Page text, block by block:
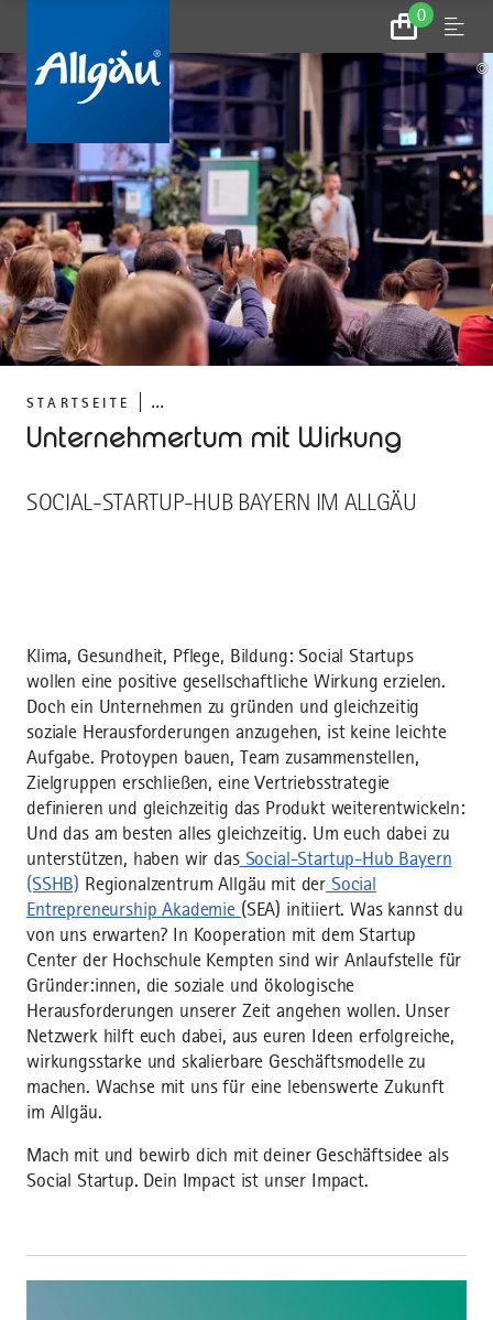
0
Zum
Warenkorb
Menu
©
STARTSEITE ...
Unternehmertum mit Wirkung
SOCIAL-STARTUP-HUB BAYERN IM ALLGÄU
Klima, Gesundheit, Pflege, Bildung: Social Startups
wollen eine positive gesellschaftliche Wirkung erzielen.
Doch ein Unternehmen zu gründen und gleichzeitig
soziale Herausforderungen anzugehen, ist keine leichte
Aufgabe. Protoypen bauen, Team zusammenstellen,
Zielgruppen erschließen, eine Vertriebsstrategie
definieren und gleichzeitig das Produkt weiterentwickeln:
Und das am besten alles gleichzeitig. Um euch dabei zu
unterstützen, haben wir dasSocial-Startup-Hub Bayern
(SSHB) Regionalzentrum Allgäu mit der Social
Entrepreneurship Akademie (SEA) initiiert. Was kannst du
von uns erwarten? In Kooperation mit dem Startup
Center der Hochschule Kempten sind wir Anlaufstelle für
Gründer:innen, die soziale und ökologische
Herausforderungen unserer Zeit angehen wollen. Unser
Netzwerk hilft euch dabei, aus euren Ideen erfolgreiche,
wirkungsstarke und skalierbare Geschäftsmodelle zu
machen. Wachse mit uns für eine lebenswerte Zukunft
im Allgäu.
Mach mit und bewirb dich mit deiner Geschäftsidee als
Social Startup. Dein Impact ist unser Impact.